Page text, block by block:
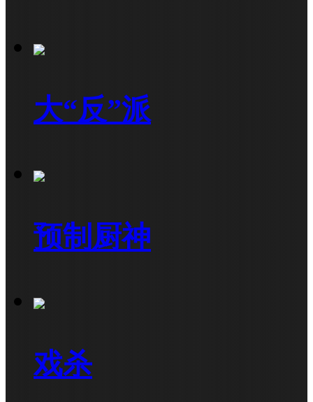
大“反”派
预制厨神
戏杀